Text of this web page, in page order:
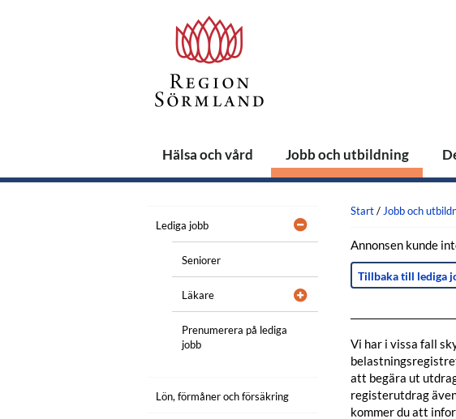
Hälsa och vård Jobb och utbildning
Lediga jobb
Seniorer
Läkare
Prenumerera på lediga
jobb
Lön, förmåner och försäkring
Start/ Jobb och
Annonsen kunde
Tillbaka till lediga
Vi har i vissa fall
att begära ut
registerutdrag
kommer du att